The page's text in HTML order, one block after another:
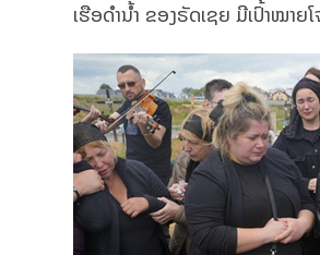
ເຮືອດຳນໍ້າ ຂອງຣັດເຊຍ ມີເປົ້າໝາ